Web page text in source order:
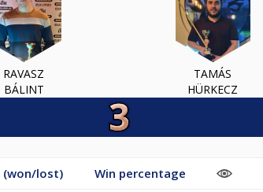
RAVASZ
BÁLINT
TAMÁS
HÜRKECZ
(won/lost) Win percentage